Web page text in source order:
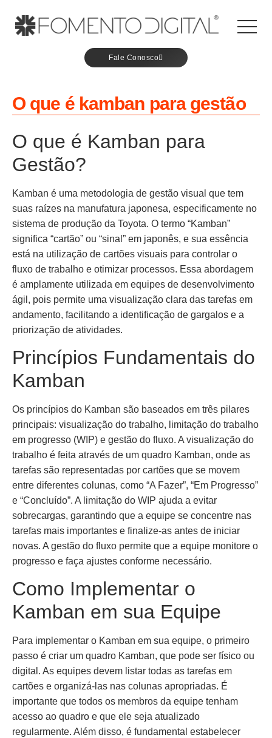
Fale Conosco
O que é kamban para gestão
O que é Kamban para
Gestão?
Kamban é uma metodologia de gestão visual que tem
suas raízes na manufatura japonesa, especificamente no
sistema de produção da Toyota. O termo “Kamban”
significa “cartão” ou “sinal” em japonês, e sua essência
está na utilização de cartões visuais para controlar o
fluxo de trabalho e otimizar processos. Essa abordagem
é amplamente utilizada em equipes de desenvolvimento
ágil, pois permite uma visualização clara das tarefas em
andamento, facilitando a identificação de gargalos e a
priorização de atividades.
Princípios Fundamentais do
Kamban
Os princípios do Kamban são baseados em três pilares
principais: visualização do trabalho, limitação do trabalho
em progresso (WIP) e gestão do fluxo. A visualização do
trabalho é feita através de um quadro Kamban, onde as
tarefas são representadas por cartões que se movem
entre diferentes colunas, como “A Fazer”, “Em Progresso”
e “Concluído”. A limitação do WIP ajuda a evitar
sobrecargas, garantindo que a equipe se concentre nas
tarefas mais importantes e finalize-as antes de iniciar
novas. A gestão do fluxo permite que a equipe monitore o
progresso e faça ajustes conforme necessário.
Como Implementar o
Kamban em sua Equipe
Para implementar o Kamban em sua equipe, o primeiro
passo é criar um quadro Kamban, que pode ser físico ou
digital. As equipes devem listar todas as tarefas em
cartões e organizá-las nas colunas apropriadas. É
importante que todos os membros da equipe tenham
acesso ao quadro e que ele seja atualizado
regularmente. Além disso, é fundamental estabelecer